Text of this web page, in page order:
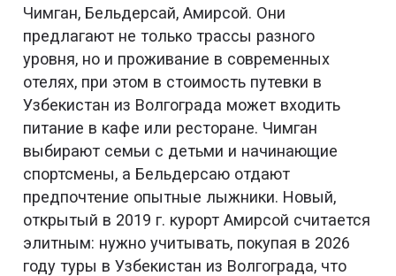
Чимган, Бельдерсай, Амирсой. Они
предлагают не только трассы разного
уровня, но и проживание в современных
отелях, при этом в стоимость путевки в
Узбекистан из Волгограда может входить
питание в кафе или ресторане. Чимган
выбирают семьи с детьми и начинающие
спортсмены, а Бельдерсаю отдают
предпочтение опытные лыжники. Новый,
открытый в 2019 г. курорт Амирсой считается
элитным: нужно учитывать, покупая в 2026
году туры в Узбекистан из Волгограда, что